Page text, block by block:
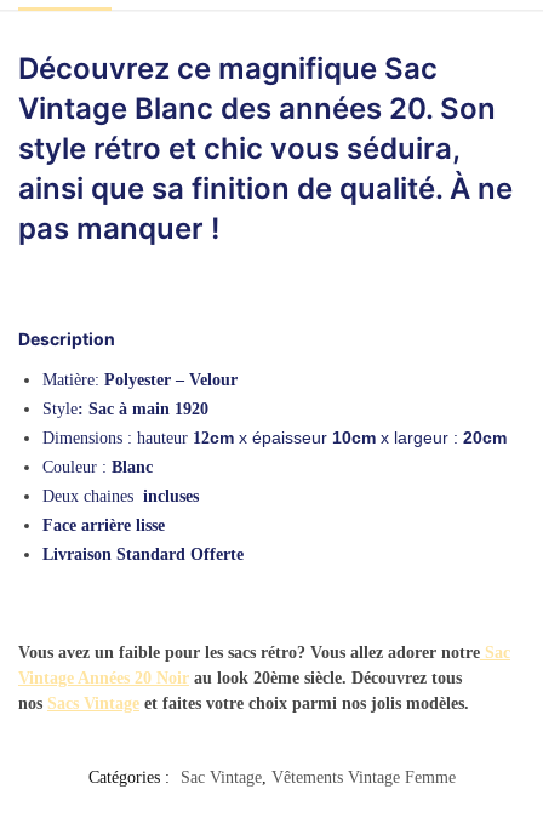
Découvrez ce magnifique Sac
Vintage Blanc des années 20. Son
style rétro et chic vous séduira,
ainsi que sa finition de qualité. À ne
pas manquer !
Description
Matière: Polyester – Velour
Style: Sac à main 1920
Dimensions : hauteur 12cm x épaisseur 10cm x largeur : 20cm
Couleur : Blanc
Deux chaines incluses
Face arrière lisse
Livraison Standard Offerte
Vous avez un faible pour les sacs rétro? Vous allez adorer notre Sac
Vintage Années 20 Noir au look 20ème siècle. Découvrez tous
nos Sacs Vintage et faites votre choix parmi nos jolis modèles.
Catégories : Sac Vintage, Vêtements Vintage Femme